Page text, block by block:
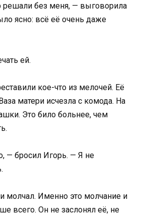
без меня, — выговорила
ясно: всё её очень даже
ей.
кое-что из мелочей. Её
матери исчезла с комода. На
Это било больнее, чем
— бросил Игорь. — Я не
и молчал. Именно это молчание и
всего. Он не заслонял её, не